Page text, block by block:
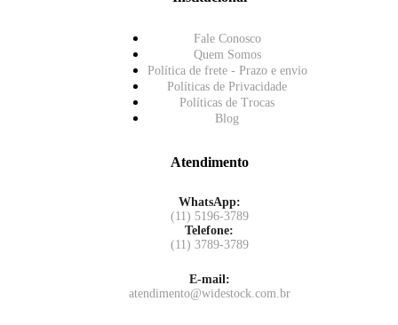
Fale Conosco
Quem Somos
Política de frete - Prazo e envio
Políticas de Privacidade
Políticas de Trocas
Blog
Atendimento
WhatsApp:
(11) 5196-3789
Telefone:
(11) 3789-3789
E-mail:
atendimento@widestock.com.br